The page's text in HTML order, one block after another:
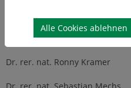
Dipl.-Wirt.-Inf. Dong Jiang
Dr. rer. nat. Ronny Kramer
Alle Cookies ablehnen